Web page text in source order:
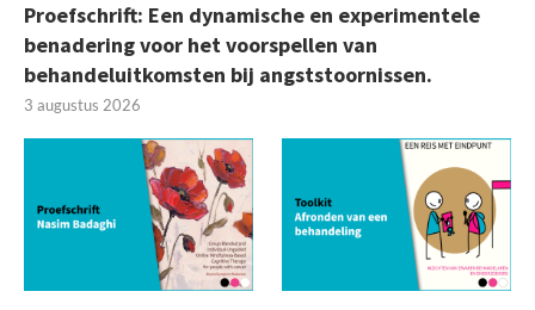
Proefschrift: Een dynamische en experimentele
benadering voor het voorspellen van
behandeluitkomsten bij angststoornissen.
3 augustus 2026